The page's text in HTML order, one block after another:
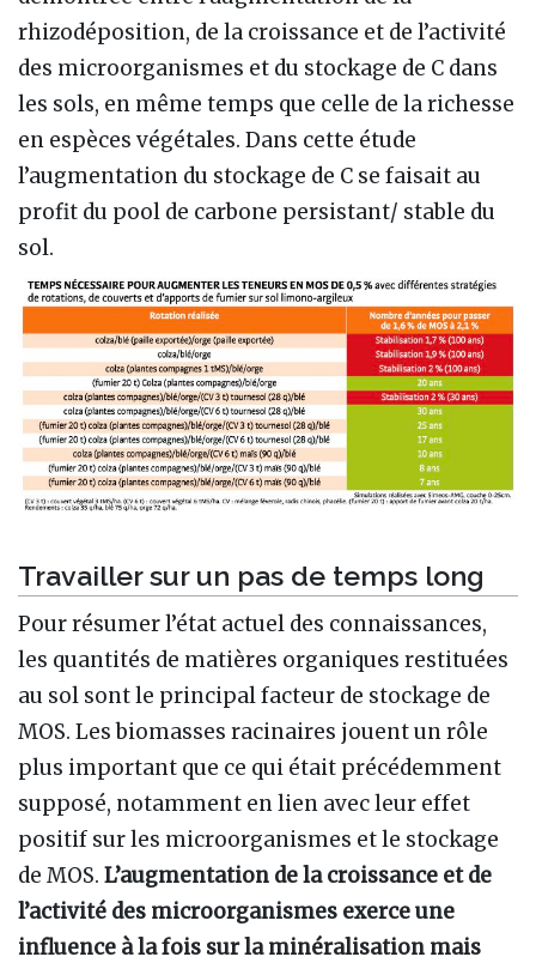
rhizodéposition, de la croissance et de l’activité
des microorganismes et du stockage de C dans
les sols, en même temps que celle de la richesse
en espèces végétales. Dans cette étude
l’augmentation du stockage de C se faisait au
profit du pool de carbone persistant/ stable du
sol.
Travailler sur un pas de temps long
Pour résumer l’état actuel des connaissances,
les quantités de matières organiques restituées
au sol sont le principal facteur de stockage de
MOS. Les biomasses racinaires jouent un rôle
plus important que ce qui était précédemment
supposé, notamment en lien avec leur effet
positif sur les microorganismes et le stockage
de MOS. L’augmentation de la croissance et de
l’activité des microorganismes exerce une
influence à la fois sur la minéralisation mais